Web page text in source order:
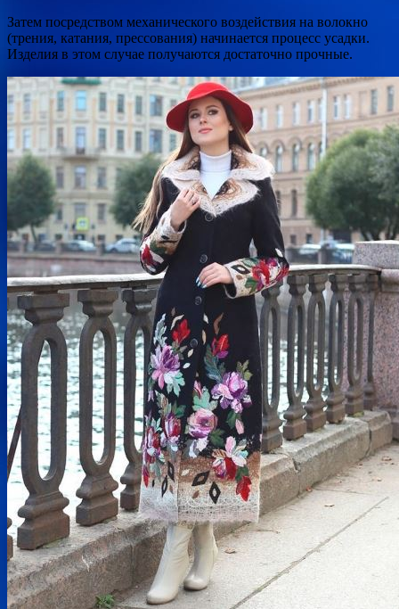
Затем посредством механического воздействия на волокно
(трения, катания, прессования) начинается процесс усадки.
Изделия в этом случае получаются достаточно прочные.